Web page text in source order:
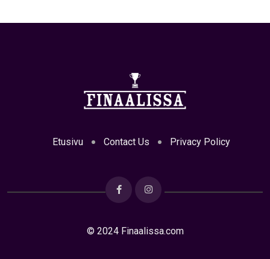
Etusivu Contact Us Privacy Policy
© 2024 Finaalissa.com